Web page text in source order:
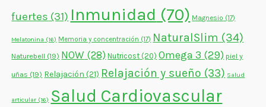
fuertes (31) Inmunidad (70) Magnesio (17)
Melatonina (16) Memoria y concentración (17) NaturalSlim (34)
Naturebell (19) NOW (28) Nutricost (20) Omega 3 (29) piel y
uñas (19) Relajación (21) Relajación y sueño (33) Salud
articular (16) Salud Cardiovascular